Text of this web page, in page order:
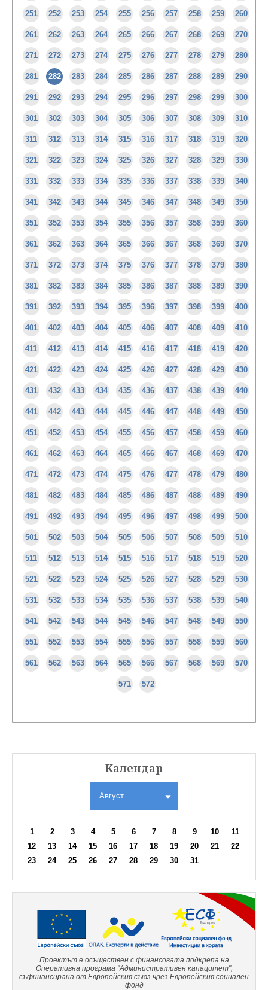
251 252 253 254 255 256 257 258 259 260
261 262 263 264 265 266 267 268 269 270
271 272 273 274 275 276 277 278 279 280
281 282 283 284 285 286 287 288 289 290
291 292 293 294 295 296 297 298 299 300
301 302 303 304 305 306 307 308 309 310
311 312 313 314 315 316 317 318 319 320
321 322 323 324 325 326 327 328 329 330
331 332 333 334 335 336 337 338 339 340
341 342 343 344 345 346 347 348 349 350
351 352 353 354 355 356 357 358 359 360
361 362 363 364 365 366 367 368 369 370
371 372 373 374 375 376 377 378 379 380
381 382 383 384 385 386 387 388 389 390
391 392 393 394 395 396 397 398 399 400
401 402 403 404 405 406 407 408 409 410
411 412 413 414 415 416 417 418 419 420
421 422 423 424 425 426 427 428 429 430
431 432 433 434 435 436 437 438 439 440
441 442 443 444 445 446 447 448 449 450
451 452 453 454 455 456 457 458 459 460
461 462 463 464 465 466 467 468 469 470
471 472 473 474 475 476 477 478 479 480
481 482 483 484 485 486 487 488 489 490
491 492 493 494 495 496 497 498 499 500
501 502 503 504 505 506 507 508 509 510
511 512 513 514 515 516 517 518 519 520
521 522 523 524 525 526 527 528 529 530
531 532 533 534 535 536 537 538 539 540
541 542 543 544 545 546 547 548 549 550
551 552 553 554 555 556 557 558 559 560
561 562 563 564 565 566 567 568 569 570
571 572
Календар
Август
1 2 3 4 5 6 7 8 9 10
11
12
13 14 15 16 17 18 19 20 21
22
23
24 25 26 27 28 29 30 31
Проектът е осъществен с финансовата подкрепа на
Оперативна програма "Административен капацитет",
съфинансирана от Европейския съюз чрез Европейския социален
фонд